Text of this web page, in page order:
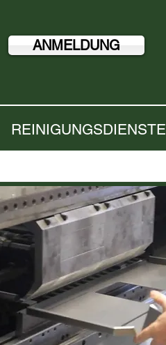
ANMELDUNG
REINIGUNGSDIENSTE